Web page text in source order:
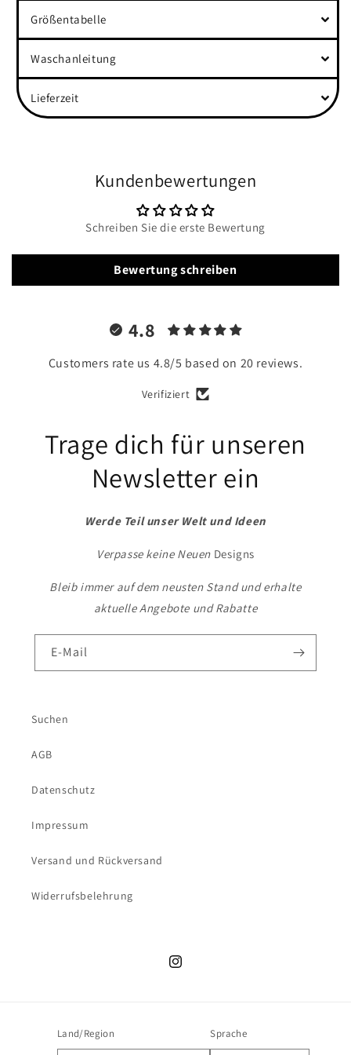
Größentabelle
Waschanleitung
Lieferzeit
Kundenbewertungen
Schreiben Sie die erste Bewertung
Bewertung schreiben
4.8
Customers rate us 4.8/5 based on 20 reviews.
Verifiziert
Trage dich für unseren
Newsletter ein
Werde Teil unser Welt und Ideen
Verpasse keine Neuen Designs
Bleib immer auf dem neusten Stand und erhalte
aktuelle Angebote und Rabatte
E-Mail
Suchen
AGB
Datenschutz
Impressum
Versand und Rückversand
Widerrufsbelehrung
Instagram
Land/Region Sprache